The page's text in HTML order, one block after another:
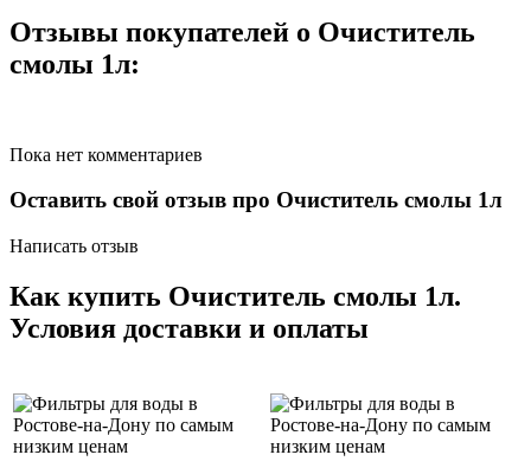
Отзывы покупателей о Очиститель
смолы 1л:
Пока нет комментариев
Оставить свой отзыв про Очиститель смолы 1л
Написать отзыв
Как купить Очиститель смолы 1л.
Условия доставки и оплаты